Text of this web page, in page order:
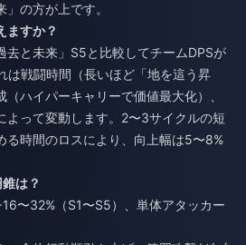
の方が上です。
ますか？
去と未来」S5と比較してチームDPSが
は戦闘時間（長いほど「地を這う昇
ハイパーキャリーで価値最大化）、
よって変動します。2〜3サイクルの短
る時間のロスにより、向上幅は5〜8%
は？
〜32%（S1〜S5）、単体アタッカー